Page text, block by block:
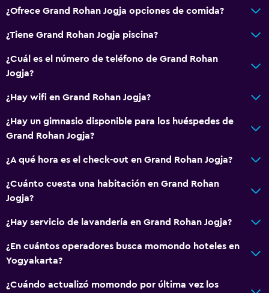
¿Ofrece Grand Rohan Jogja opciones de comida?
¿Tiene Grand Rohan Jogja piscina?
¿Cuál es el número de teléfono de Grand Rohan
Jogja?
¿Hay wifi en Grand Rohan Jogja?
¿Hay un gimnasio disponible para los huéspedes de
Grand Rohan Jogja?
¿A qué hora es el check-out en Grand Rohan Jogja?
¿Cuánto cuesta una habitación en Grand Rohan
Jogja?
¿Hay servicio de lavandería en Grand Rohan Jogja?
¿En cuántos operadores busca momondo hoteles en
Yogyakarta?
¿Cuándo actualizó momondo por última vez los